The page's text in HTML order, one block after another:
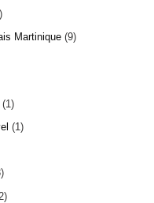
Martinique 9
1
1
2